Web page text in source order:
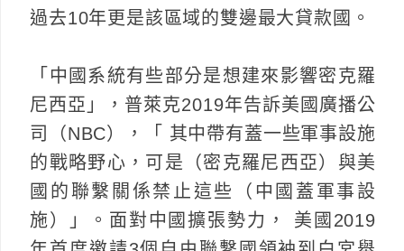
過去10年更是該區域的雙邊最大貸款國。
「中國系統有些部分是想建來影響密克羅
尼西亞」，普萊克2019年告訴美國廣播公
司（NBC），「 其中帶有蓋一些軍事設施
的戰略野心，可是（密克羅尼西亞）與美
國的聯繫關係禁止這些（中國蓋軍事設
施）」。面對中國擴張勢力， 美國2019